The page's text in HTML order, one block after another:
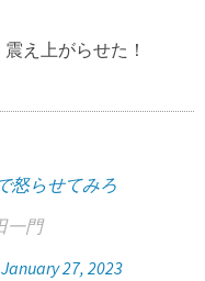
え上がらせた！
怒らせてみろ
一門
January 27, 2023